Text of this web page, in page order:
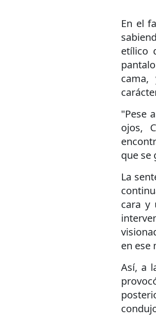
En el
etílico
"Pese
ojos,
que se
La
cara y
en ese
Así, a